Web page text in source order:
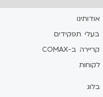
אודותינו
בעלי תפקידים
קריירה ב-COMAX
לקוחות
בלוג